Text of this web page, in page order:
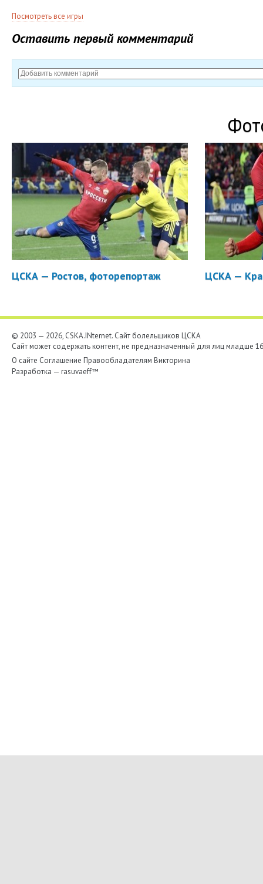
Посмотреть все игры
Оставить первый комментарий
ЦСКА — Ростов, фоторепортаж ЦСКА —
© 2003 — 2026, CSKA.INternet. Cайт болельщиков ЦСКА
Сайт может содержать контент, не предназначенный для лиц младше
О сайте Соглашение Правообладателям Викторина
Разработка — rasuvaeff™